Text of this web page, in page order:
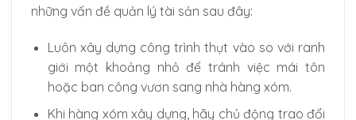
những vấn đề quản lý tài sản sau đây:
Luôn xây dựng công trình thụt vào so với ranh
giới một khoảng nhỏ để tránh việc mái tôn
hoặc ban công vươn sang nhà hàng xóm.
Khi hàng xóm xây dựng, hãy chủ động trao đổi